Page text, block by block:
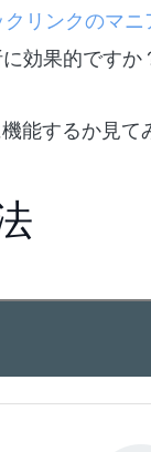
リンクのマニ
効果的ですか
するか見て